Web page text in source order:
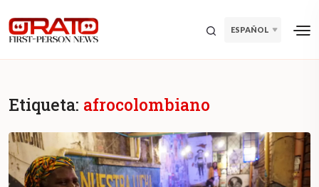
ESPAÑOL
Etiqueta: afrocolombiano